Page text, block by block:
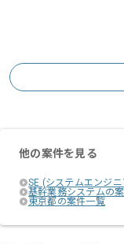
他の案件を見る
SE (システムエンジ
基幹業務システムの
東京都の案件一覧